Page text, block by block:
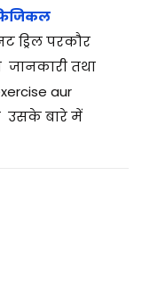
ड्रिल परकौर
तथा
aur
उसके बारे में